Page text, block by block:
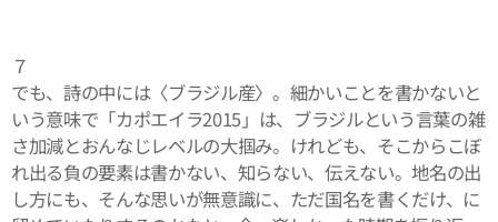
７
でも、詩の中には〈ブラジル産〉。細かいことを書かないと
いう意味で「カポエイラ2015」は、ブラジルという言葉の雑
さ加減とおんなじレベルの大掴み。けれども、そこからこぼ
れ出る負の要素は書かない、知らない、伝えない。地名の出
し方にも、そんな思いが無意識に、ただ国名を書くだけ、に